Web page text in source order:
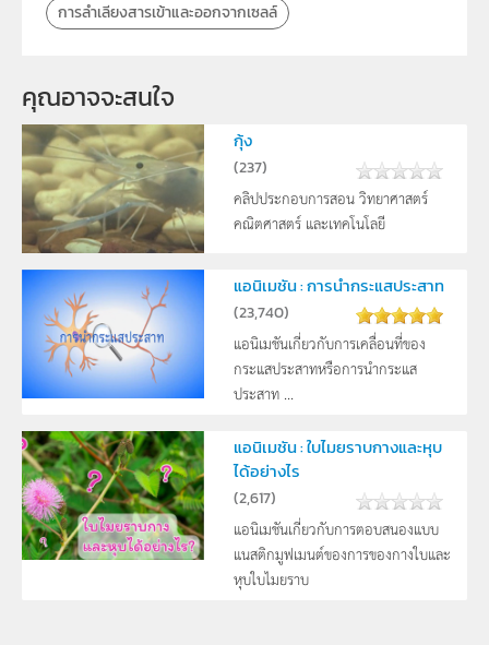
การลำเลียงสารเข้าและออกจากเซลล์
คุณอาจจะสนใจ
กุ้ง
(237)
คลิปประกอบการสอน วิทยาศาสตร์
คณิตศาสตร์ และเทคโนโลยี
แอนิเมชัน : การนำกระแสประสาท
(23,740)
แอนิเมชันเกี่ยวกับการเคลื่อนที่ของ
กระแสประสาทหรือการนำกระแส
ประสาท ...
แอนิเมชัน : ใบไมยราบกางและหุบ
ได้อย่างไร
(2,617)
แอนิเมชันเกี่ยวกับการตอบสนองแบบ
แนสติกมูฟเมนต์ของการของกางใบและ
หุบใบไมยราบ